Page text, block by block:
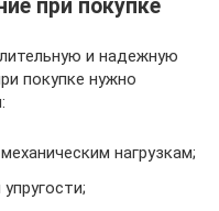
при покупке
и надежную
покупке нужно
нагрузкам;